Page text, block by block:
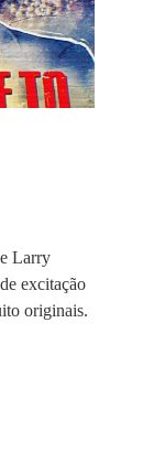
Larry
excitação
originais.